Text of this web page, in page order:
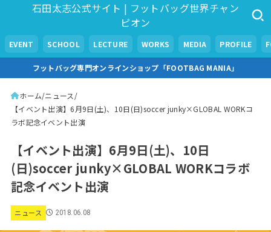
石田太志公式サイト | フットバッグ世界チャン
ピオン
EVENT SCHOOL LECTURE WORKS MEDIA PROFILE
フットバッグ専門オンラインショップ「FOOTBAG MANIA」
ホーム ニュース
【イベント出演】6月9日(土)、10日(日)soccer junky×GLOBAL WORKコ
ラボ記念イベント出演
【イベント出演】6月9日(土)、10日
(日)soccer junky×GLOBAL WORKコラボ
記念イベント出演
ニュース 2018.06.08